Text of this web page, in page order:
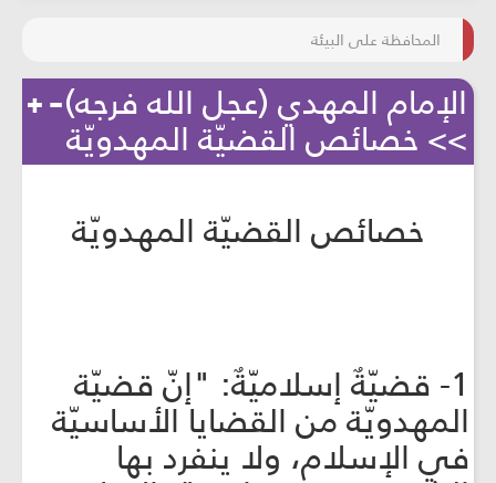
المحافظة على البيئة
الإمام المهدي (عجل الله فرجه)
>> خصائص القضيّة المهدويّة
خصائص القضيّة المهدويّة
1- قضيّةٌ إسلاميّةٌ: "إنّ قضيّة
المهدويّة من القضايا الأساسيّة
في الإسلام، ولا ينفرد بها